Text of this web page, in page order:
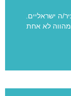
ה ישראליים.
לא אחת